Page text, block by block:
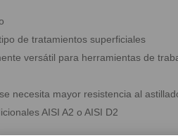
de tratamientos superficiales
versátil para herramientas de
necesita mayor resistencia al
AISI A2 o AISI D2